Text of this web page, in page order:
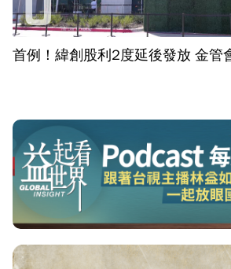
首例！緯創股利2度延後發放 金管